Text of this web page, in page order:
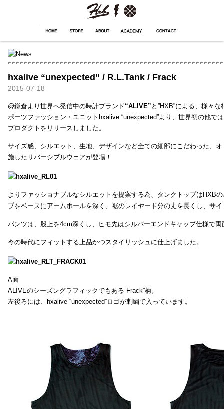
hxalive “unexpected” / R.L.Tank / Frack
2015-07-18
@鎌倉より世界へ発信中の時計ブランド“ALIVE” と”HXB”による、様々
ポーツファッション・ユニットhxalive “unexpected”より、世界初の他で
プロダクトをリリースしました。
サイズ感、シルエット、生地、デザインなど全ての細部にこだわった、
施したリバーシブルウェアが登場！
よりファッショナブルなシルエットを提案する為、タンクトップはHXB
プをベースにアームホールを深く、裾のレイヤード分の丈を長くし、サ
パンツは、股上を4cm深くし、ヒモ先はシルバーエンドキャップ仕様で
今の時代にフィットする上品かつスタイリッシュに仕上げました。
A面
ALIVEのシーズングラフィックでもある”Frack”柄。
左後ろには、hxalive “unexpected”ロゴが刺繍で入っています。